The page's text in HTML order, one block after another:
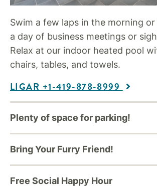
Swim a few laps in the morning
a day of business meetings or
Relax at our indoor heated pool
chairs, tables, and towels.
LIGAR +1-419-878-8999